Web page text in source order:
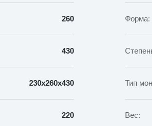
260 Форма:
430
230х260х430 Тип
220 Вес: